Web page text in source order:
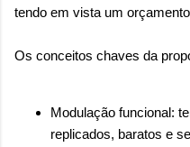
tendo em vista um
Os conceitos chaves da
Modulação funcional:
replicados, baratos e